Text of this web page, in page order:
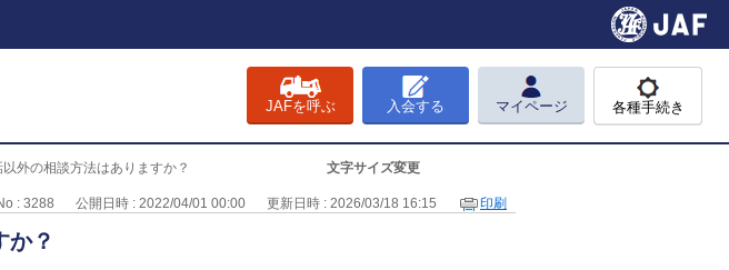
JAFを呼ぶ 入会する マイページ 各種手続き
文字サイズ変更
外の相談方法はありますか？
: 3288 公開日時 : 2022/04/01 00:00 更新日時 : 2026/03/18 16:15 印刷
か？